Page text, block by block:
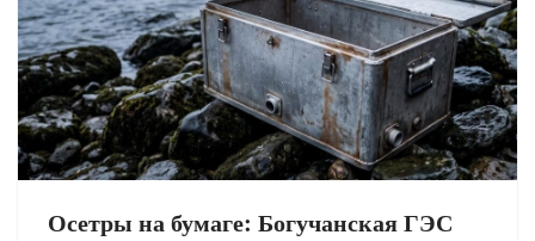
Осетры на бумаге: Богучанская ГЭС